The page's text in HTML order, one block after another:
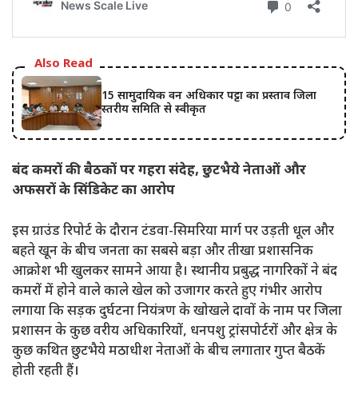
Also Read
15 सामुदायिक वन अधिकार पट्टा का प्रस्ताव जिला
स्तरीय समिति से स्वीकृत
बंद कमरों की बैठकों पर गहरा संदेह, छुटभैये नेताओं और
अफसरों के सिंडिकेट का आरोप
इस ग्राउंड रिपोर्ट के दौरान टंडवा-सिमरिया मार्ग पर उड़ती धूल और
बहते खून के बीच जनता का सबसे बड़ा और तीखा प्रशासनिक
आक्रोश भी खुलकर सामने आया है। स्थानीय प्रबुद्ध नागरिकों ने बंद
कमरों में होने वाले काले खेल को उजागर करते हुए गंभीर आरोप
लगाया कि सड़क दुर्घटना नियंत्रण के खोखले दावों के नाम पर जिला
प्रशासन के कुछ वरीय अधिकारियों, धनपशु ट्रांसपोर्टरों और क्षेत्र के
कुछ कथित छुटभैये मठाधीश नेताओं के बीच लगातार गुप्त बैठकें
होती रहती हैं।